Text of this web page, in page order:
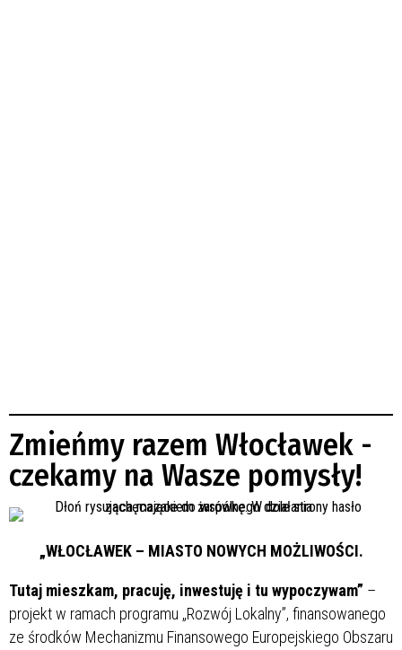
Zmieńmy razem Włocławek -
czekamy na Wasze pomysły!
„WŁOCŁAWEK – MIASTO NOWYCH MOŻLIWOŚCI.
Tutaj mieszkam, pracuję, inwestuję i tu wypoczywam” –
projekt w ramach programu „Rozwój Lokalny”, finansowanego
ze środków Mechanizmu Finansowego Europejskiego Obszaru